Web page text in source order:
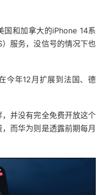
国和加拿大的iPhone 14系
服务，没信号的情况下也
今年12月扩展到法国、德
并没有完全免费开放这个
而华为则是透露前期每月